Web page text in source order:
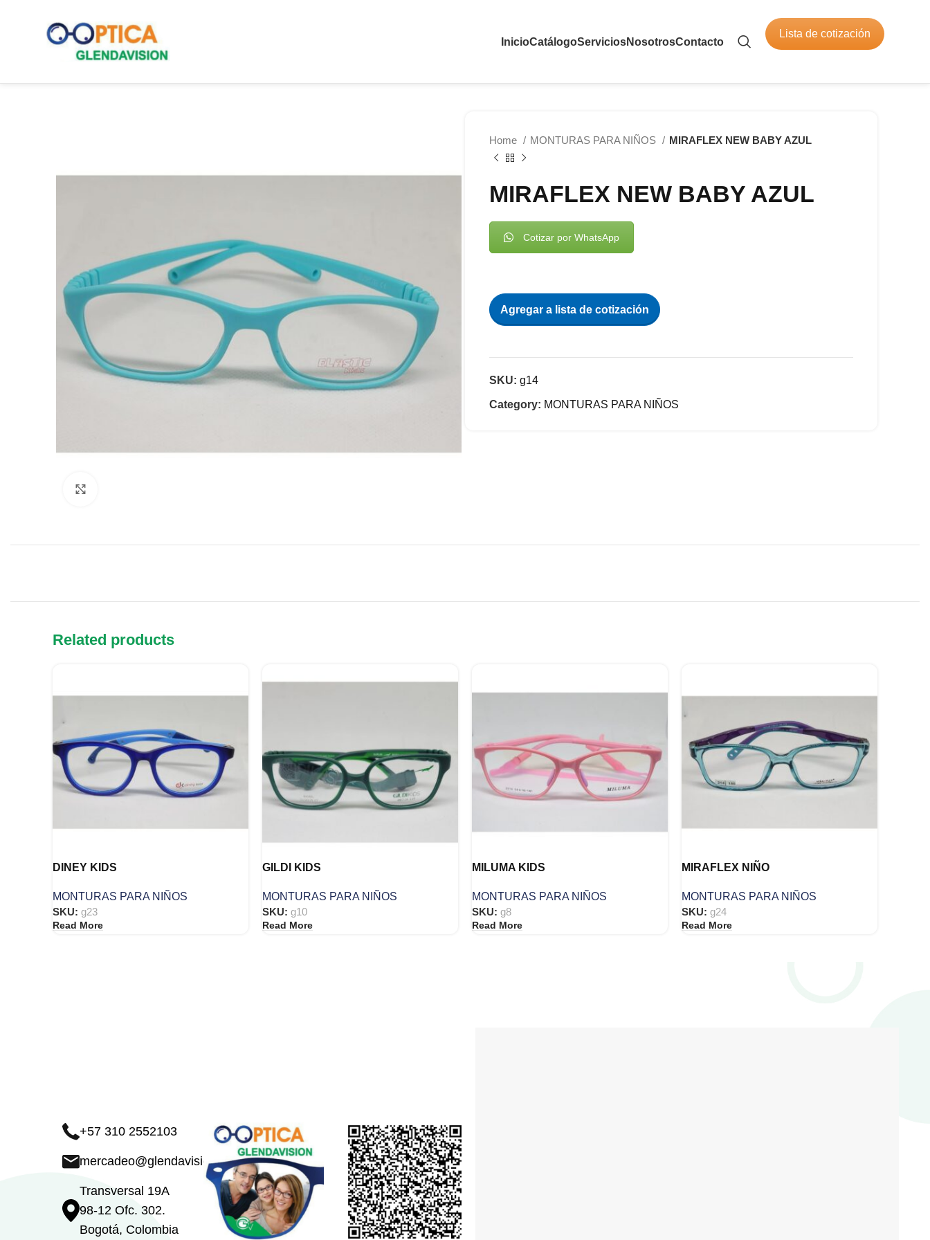
InicioCatálogoServiciosNosotrosContacto
Lista de cotización
Home MONTURAS PARA NIÑOS MIRAFLEX NEW BABY AZUL
MIRAFLEX NEW BABY AZUL
Cotizar por WhatsApp
Agregar a lista de cotización
SKU: g14
Category: MONTURAS PARA NIÑOS
Related products
DINEY KIDS
MONTURAS PARA NIÑOS
SKU: g23
Read More
GILDI KIDS
MONTURAS PARA NIÑOS
SKU: g10
Read More
MILUMA KIDS
MONTURAS PARA NIÑOS
SKU: g8
Read More
MIRAFLEX NIÑO
MONTURAS PARA NIÑOS
SKU: g24
Read More
+57 310 2552103
mercadeo@glendavision.com
Transversal 19A
98-12 Ofc. 302.
Bogotá, Colombia